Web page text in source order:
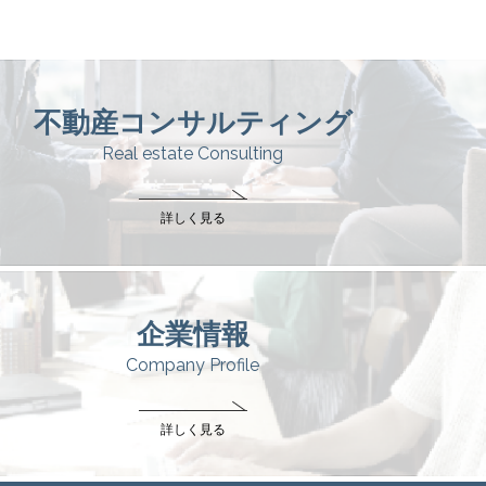
不動産コンサルティング
Real estate Consulting
詳しく見る
企業情報
Company Profile
詳しく見る